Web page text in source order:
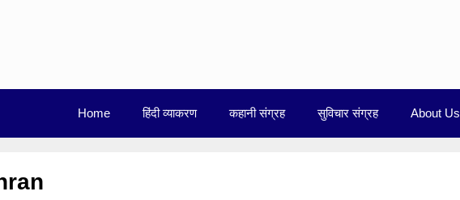
Home हिंदी व्याकरण कहानी संग्रह सुविचार संग्रह About Us